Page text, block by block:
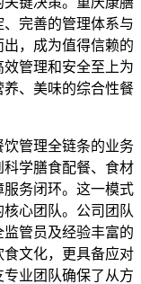
完善的管理体系与
，成为值得信赖的
管理和安全至上为
、美味的综合性餐
管理全链条的业务
学膳食配餐、食材
务闭环。这一模式
心团队。公司团队
管员及经验丰富的
文化，更具备应对
业团队确保了从方